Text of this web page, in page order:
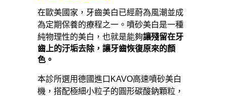
在歐美國家，牙齒美白已經蔚為風潮並成
為定期保養的療程之一。噴砂美白是一種
純物理性的美白， 也就是能夠讓殘留在牙
齒上的汙垢去除，讓牙齒恢復原來的顏
色。
本診所選用德國進口KAVO高速噴砂美白
機，搭配極細小粒子的圓形碳酸鈉顆粒，